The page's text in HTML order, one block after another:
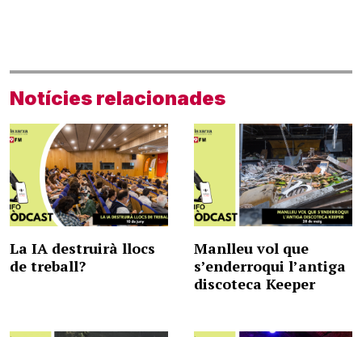
Notícies relacionades
La IA destruirà llocs
de treball?
Manlleu vol que
s’enderroqui l’antiga
discoteca Keeper